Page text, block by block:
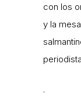
con los
y la
periodista
.